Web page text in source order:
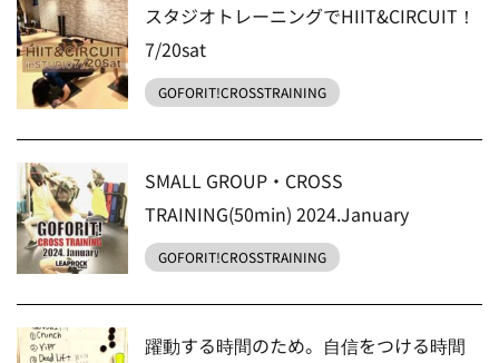
スタジオトレーニングでHIIT&CIRCUIT！
7/20sat
GOFORIT!CROSSTRAINING
SMALL GROUP・CROSS
TRAINING(50min) 2024.January
GOFORIT!CROSSTRAINING
躍動する時間のため。自信をつける時間